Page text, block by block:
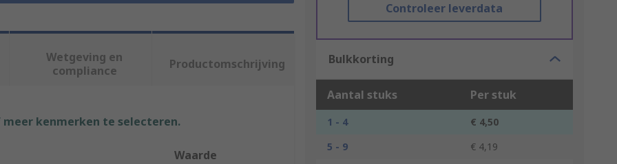
Controleer leverdata
Bulkkorting
Aantal stuks Per stuk
1 - 4
€ 4,50
5 - 9
€ 4,19
Wetgeving en
compliance
Productomschrijving
kenmerken te selecteren.
Waarde